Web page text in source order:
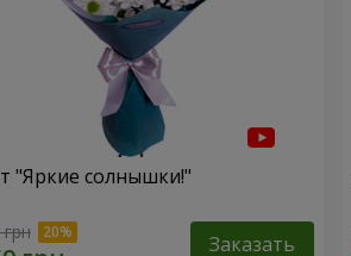
"Яркие солнышки!"
Заказать